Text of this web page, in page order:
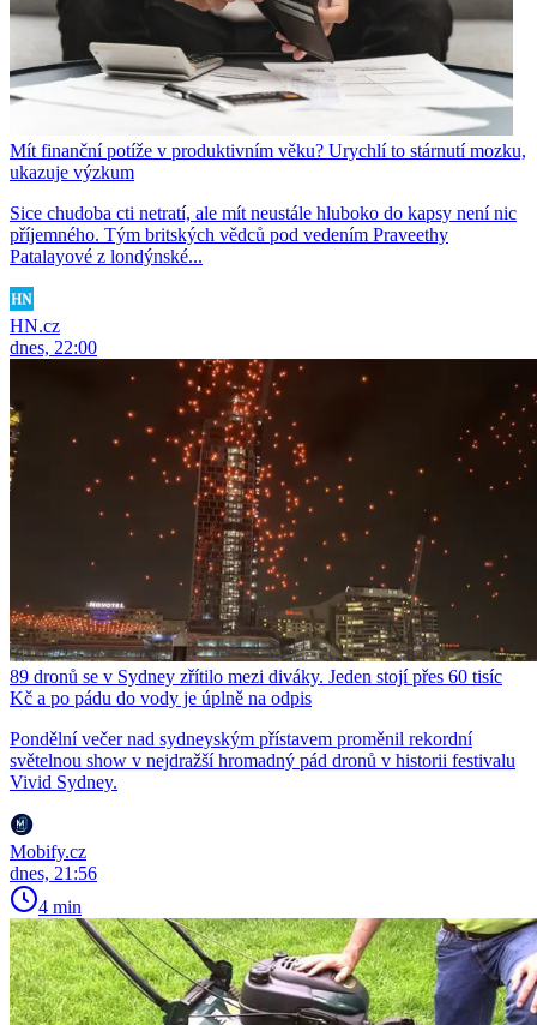
Mít finanční potíže v produktivním věku? Urychlí to stárnutí mozku,
ukazuje výzkum
Sice chudoba cti netratí, ale mít neustále hluboko do kapsy není nic
příjemného. Tým britských vědců pod vedením Praveethy
Patalayové z londýnské...
HN.cz
dnes, 22:00
89 dronů se v Sydney zřítilo mezi diváky. Jeden stojí přes 60 tisíc
Kč a po pádu do vody je úplně na odpis
Pondělní večer nad sydneyským přístavem proměnil rekordní
světelnou show v nejdražší hromadný pád dronů v historii festivalu
Vivid Sydney.
Mobify.cz
dnes, 21:56
4 min